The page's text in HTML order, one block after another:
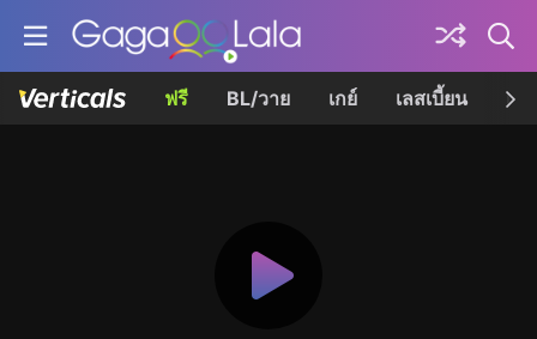
ฟรี BL/วาย เกย์ เลสเบี้ยน เค